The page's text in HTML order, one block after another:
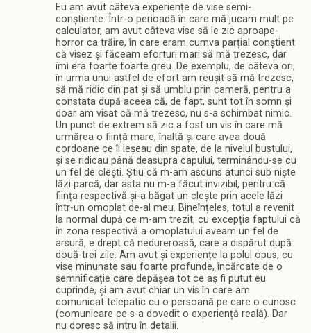
Eu am avut câteva experiențe de vise semi-
conștiente. Într-o perioadă în care mă jucam mult pe
calculator, am avut câteva vise să le zic aproape
horror ca trăire, în care eram cumva parțial conștient
că visez și făceam eforturi mari să mă trezesc, dar
îmi era foarte foarte greu. De exemplu, de câteva ori,
în urma unui astfel de efort am reușit să mă trezesc,
să mă ridic din pat și să umblu prin cameră, pentru a
constata după aceea că, de fapt, sunt tot în somn și
doar am visat că mă trezesc, nu s-a schimbat nimic.
Un punct de extrem să zic a fost un vis în care mă
urmărea o ființă mare, înaltă și care avea două
cordoane ce îi ieșeau din spate, de la nivelul bustului,
și se ridicau până deasupra capului, terminându-se cu
un fel de clești. Știu că m-am ascuns atunci sub niște
lăzi parcă, dar asta nu m-a făcut invizibil, pentru că
ființa respectivă și-a băgat un clește prin acele lăzi
într-un omoplat de-al meu. Bineînțeles, totul a revenit
la normal după ce m-am trezit, cu excepția faptului că
în zona respectivă a omoplatului aveam un fel de
arsură, e drept că nedureroasă, care a dispărut după
două-trei zile. Am avut și experiențe la polul opus, cu
vise minunate sau foarte profunde, încărcate de o
semnificație care depășea tot ce aș fi putut eu
cuprinde, și am avut chiar un vis în care am
comunicat telepatic cu o persoană pe care o cunosc
(comunicare ce s-a dovedit o experiență reală). Dar
nu doresc să intru în detalii.